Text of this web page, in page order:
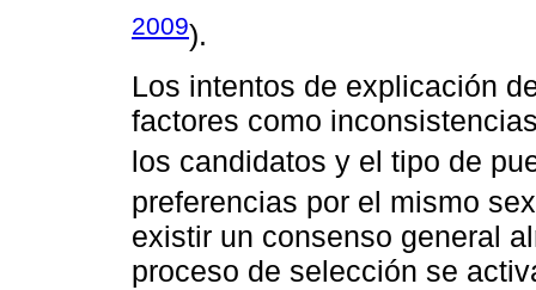
2009).
Los intentos de explicación
factores como
los candidatos y el tipo de
preferencias por el mismo
existir un consenso general
proceso de selección se